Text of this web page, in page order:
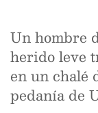
Un hombre
herido leve
en un chalé
pedanía de